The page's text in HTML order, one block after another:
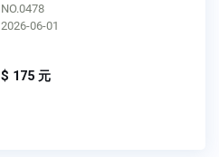
NO.0478
2026-06-01
$ 175 元